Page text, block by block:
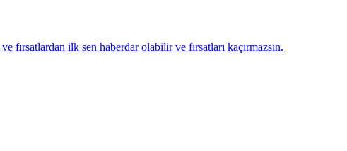
ilk sen haberdar olabilir ve fırsatları kaçırmazsın.